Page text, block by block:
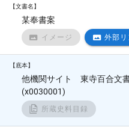
【文書名】
某奉書案
イメージ 外部リ
【底本】
他機関サイト 東寺百合文書
(x0030001)
所蔵史料目録